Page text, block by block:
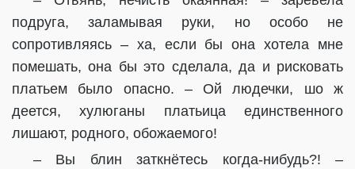
подруга, заламывая руки, но особо не
сопротивляясь – ха, если бы она хотела мне
помешать, она бы это сделала, да и рисковать
платьем было опасно. – Ой людечки, шо ж
деется, хулюганы платьица единственного
лишают, родного, обожаемого!
– Вы блин заткнётесь когда-нибудь?! –